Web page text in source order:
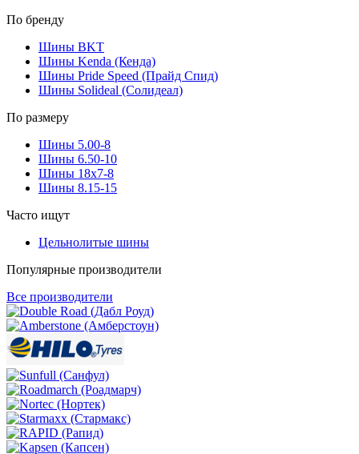
По бренду
Шины BKT
Шины Kenda (Кенда)
Шины Pride Speed (Прайд Спид)
Шины Solideal (Солидеал)
По размеру
Шины 5.00-8
Шины 6.50-10
Шины 18x7-8
Шины 8.15-15
Часто ищут
Цельнолитые шины
Популярные производители
Все производители